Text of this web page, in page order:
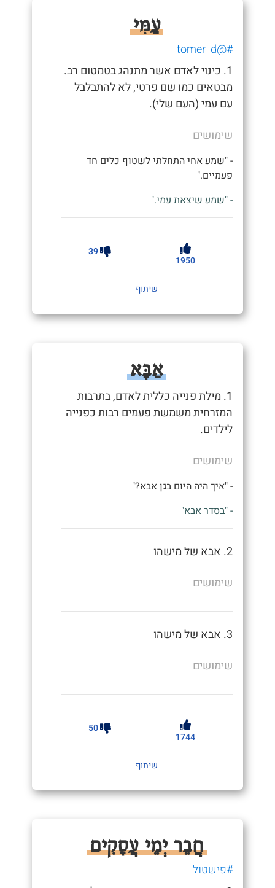
עַמִּי
#@tomer_d_
1. כינוי לאדם אשר מתנהג בטמטום רב.
מבטאים כמו שם פרטי, לא להתבלבל
עם עמי (העם שלי).
שימושים
- "שמע אחי התחלתי לשטוף כלים חד
פעמיים."
- "שמע שיצאת עמי."
1950
39
שיתוף
אַבָּא
1. מילת פנייה כללית לאדם, בתרבות
המזרחית משמשת פעמים רבות כפנייה
לילדים.
שימושים
- "איך היה היום בגן אבא?"
- "בסדר אבא"
2. אבא של מישהו
שימושים
3. אבא של מישהו
שימושים
1744
50
שיתוף
חֲבֵר יְמֵי עֲסָקִים
#פישטול